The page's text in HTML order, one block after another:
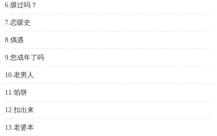
6.膜过吗？
7.恋嗳史
8.偶遇
9.您成年了吗
10.老男人
11.馅饼
12.扣出来
13.老婆本